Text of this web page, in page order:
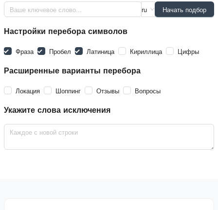
ru Начать подбор
Настройки перебора символов
Фраза Пробел Латиница Кириллица Цифры
Расширенные варианты перебора
Локация Шоппинг Отзывы Вопросы
Укажите слова исключения